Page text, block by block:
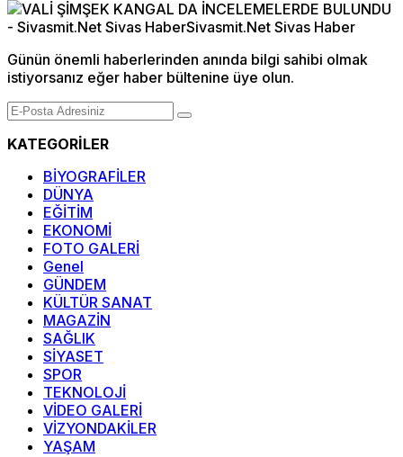
Günün önemli haberlerinden anında bilgi sahibi olmak
istiyorsanız eğer haber bültenine üye olun.
KATEGORİLER
BİYOGRAFİLER
DÜNYA
EĞİTİM
EKONOMİ
FOTO GALERİ
Genel
GÜNDEM
KÜLTÜR SANAT
MAGAZİN
SAĞLIK
SİYASET
SPOR
TEKNOLOJİ
VİDEO GALERİ
VİZYONDAKİLER
YAŞAM